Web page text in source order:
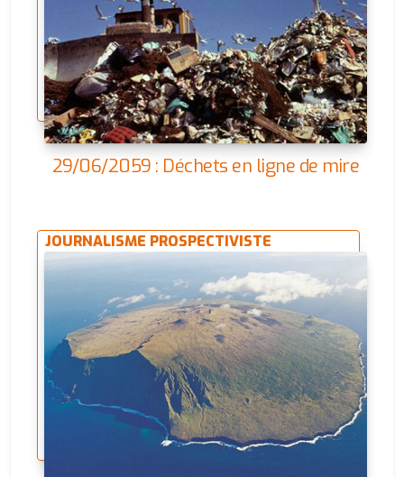
29/06/2059 : Déchets en ligne de mire
JOURNALISME PROSPECTIVISTE